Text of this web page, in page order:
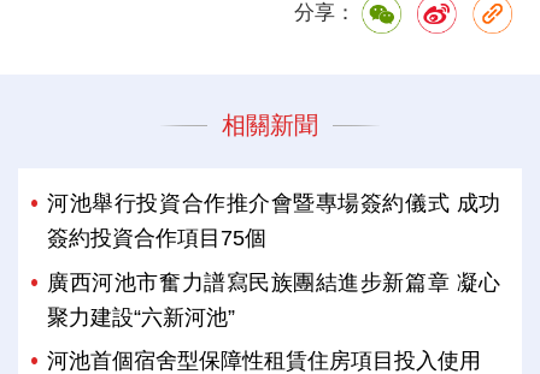
分享：
相關新聞
河池舉行投資合作推介會暨專場簽約儀式 成功
簽約投資合作項目75個
廣西河池市奮力譜寫民族團結進步新篇章 凝心
聚力建設“六新河池”
河池首個宿舍型保障性租賃住房項目投入使用